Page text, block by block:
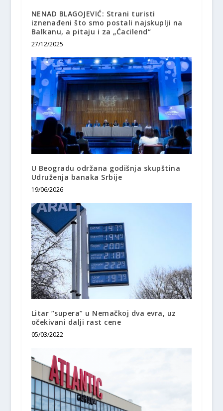
NENAD BLAGOJEVIĆ: Strani turisti
iznenađeni što smo postali najskuplji na
Balkanu, a pitaju i za „Ćacilend“
27/12/2025
U Beogradu održana godišnja skupština
Udruženja banaka Srbije
19/06/2026
Litar “supera” u Nemačkoj dva evra, uz
očekivani dalji rast cene
05/03/2022